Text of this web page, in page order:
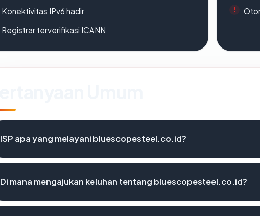
Konektivitas IPv6 hadir
Registrar terverifikasi ICANN
ISP apa yang melayani bluescopesteel.co.id?
Di mana mengajukan keluhan tentang bluescopesteel.co.id?